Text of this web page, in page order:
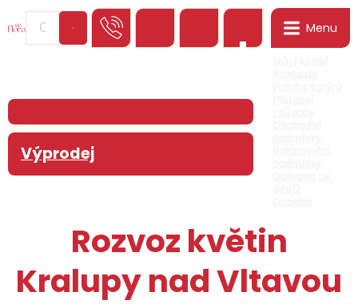
Menu
Výprodej
Rozvoz květin
Kralupy nad Vltavou